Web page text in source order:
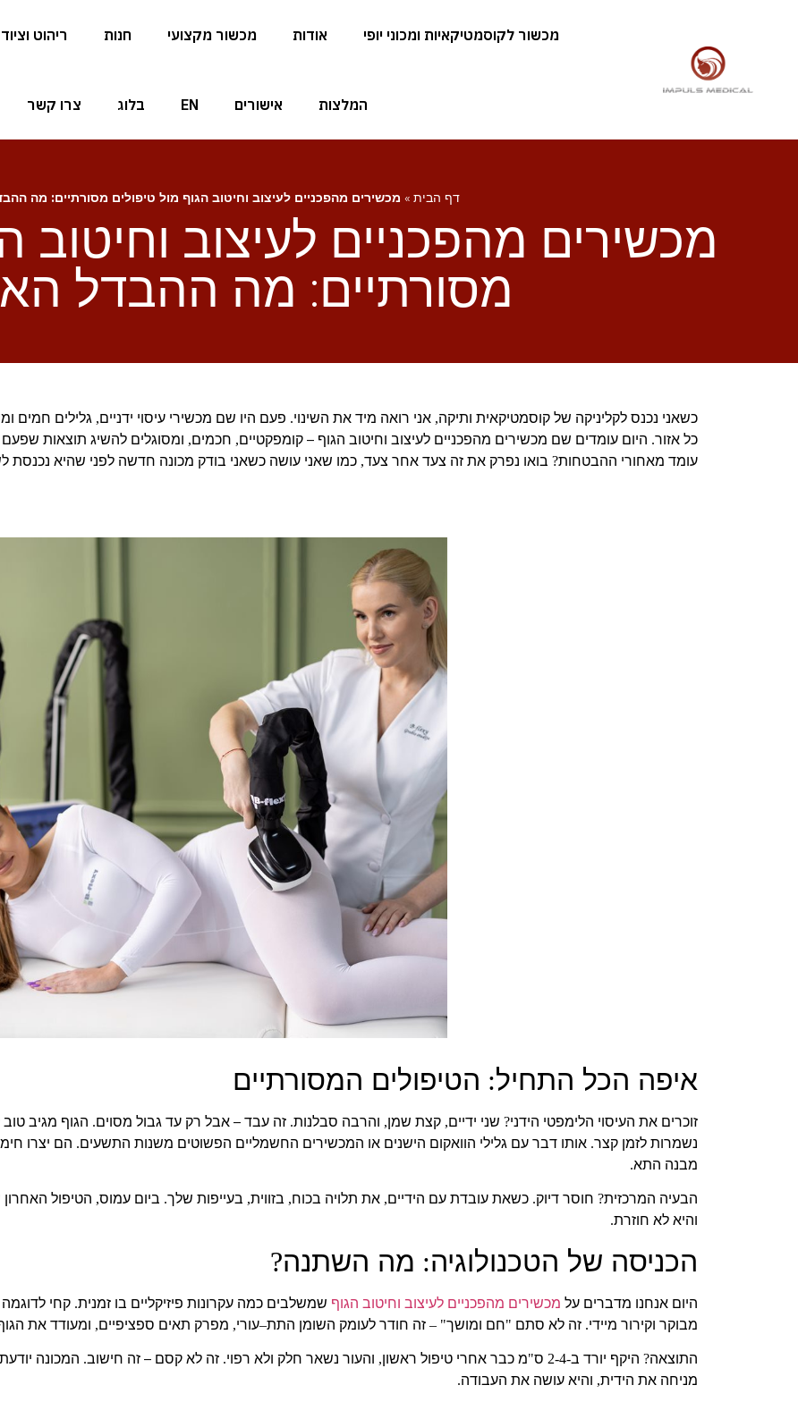
מכשור לקוסמטיקאיות ומכוני יופי אודות מכשור מקצועי חנות ריהוט וציוד
המלצות אישורים EN בלוג צרו קשר
דף הבית » מכשירים מהפכניים לעיצוב וחיטוב הגוף מול טיפולים מסורתיים: מה
מכשירים מהפכניים לעיצוב וחיטוב
מסורתיים: מה ההבדל
כשאני נכנס לקליניקה של קוסמטיקאית ותיקה, אני רואה מיד את השינוי. פעם היו שם מכשירי עיסוי ידניים, גלילים חמים
כל אזור. היום עומדים שם מכשירים מהפכניים לעיצוב וחיטוב הגוף – קומפקטיים, חכמים, ומסוגלים להשיג תוצאות
עומד מאחורי ההבטחות? בואו נפרק את זה צעד אחר צעד, כמו שאני עושה כשאני בודק מכונה חדשה לפני שהיא נכנסת
איפה הכל התחיל: הטיפולים המסורתיים
זוכרים את העיסוי הלימפטי הידני? שני ידיים, קצת שמן, והרבה סבלנות. זה עבד – אבל רק עד גבול מסוים. הגוף מגיב טוב
נשמרות לזמן קצר. אותו דבר עם גלילי הוואקום הישנים או המכשירים החשמליים הפשוטים משנות התשעים. הם יצרו
מבנה התא.
הבעיה המרכזית? חוסר דיוק. כשאת עובדת עם הידיים, את תלויה בכוח, בזווית, בעייפות שלך. ביום עמוס, הטיפול
והיא לא חוזרת.
הכניסה של הטכנולוגיה: מה השתנה?
היום אנחנו מדברים על מכשירים מהפכניים לעיצוב וחיטוב הגוף שמשלבים כמה עקרונות פיזיקליים בו זמנית. קחי
מבוקר וקירור מיידי. זה לא סתם "חם ומושך" – זה חודר לעומק השומן התת–עורי, מפרק תאים ספציפיים, ומעודד את
התוצאה? היקף יורד ב-2-4 ס"מ כבר אחרי טיפול ראשון, והעור נשאר חלק ולא רפוי. זה לא קסם – זה חישוב. המכונה
מניחה את הידית, והיא עושה את העבודה.